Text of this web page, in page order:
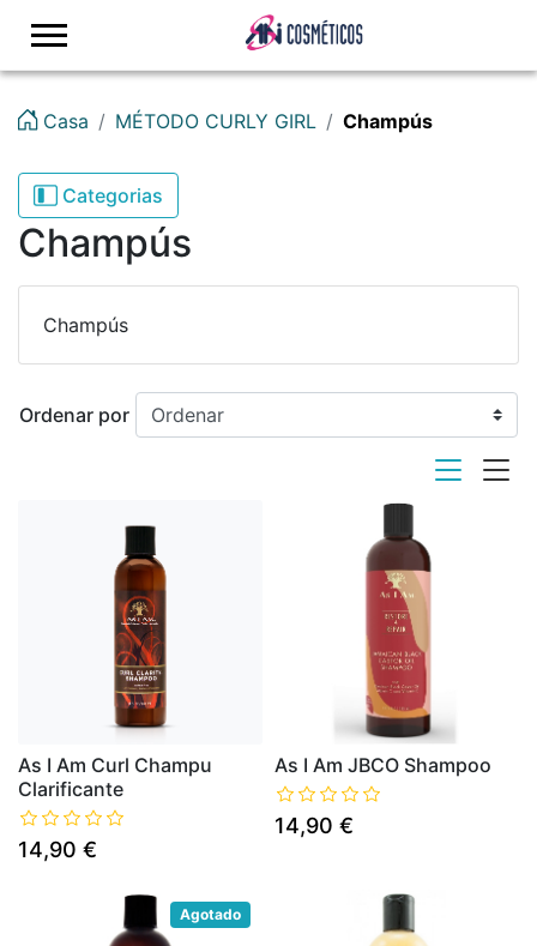
Casa MÉTODO CURLY GIRL Champús
Categorias
Champús
Champús
Ordenar por
viewmode list
As I Am Curl Champu
Clarificante
14,90 €
As I Am JBCO Shampoo
14,90 €
Agotado